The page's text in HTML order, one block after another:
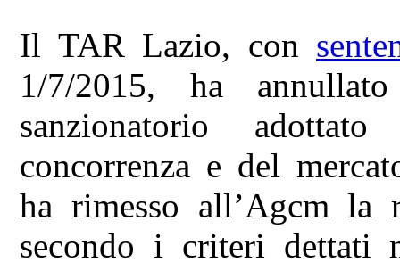
Il TAR Lazio, con
1/7/2015, ha
sanzionatorio
concorrenza e del
ha rimesso all’Agcm la
secondo i criteri dettati